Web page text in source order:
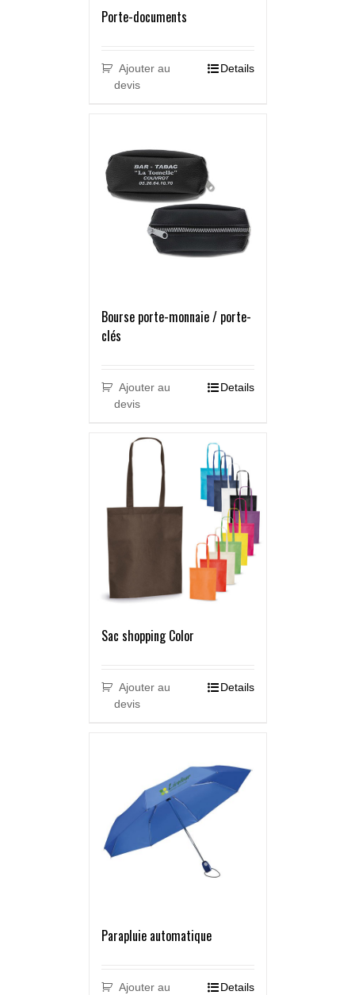
Porte-documents
Ajouter au
devis
Details
Bourse porte-monnaie / porte-
clés
Ajouter au
devis
Details
Sac shopping Color
Ajouter au
devis
Details
Parapluie automatique
Ajouter au
Details